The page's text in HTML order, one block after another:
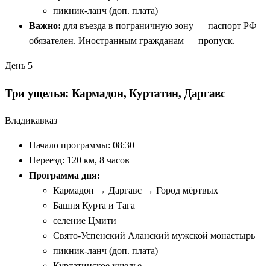
пикник-ланч (доп. плата)
Важно: для въезда в пограничную зону — паспорт РФ
обязателен. Иностранным гражданам — пропуск.
День 5
Три ущелья: Кармадон, Куртатин, Даргавс
Владикавказ
Начало программы: 08:30
Переезд: 120 км, 8 часов
Программа дня:
Кармадон → Даргавс → Город мёртвых
Башня Курта и Тага
селение Цмити
Свято-Успенский Аланский мужской монастырь
пикник-ланч (доп. плата)